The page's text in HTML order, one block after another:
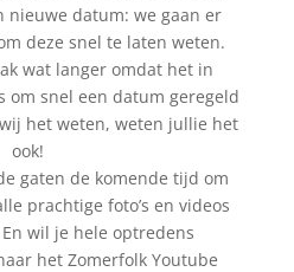
nieuwe datum: we gaan er
deze snel te laten weten.
wat langer omdat het in
om snel een datum geregeld
het weten, weten jullie het
ook!
gaten de komende tijd om
prachtige foto’s en videos
wil je hele optredens
het Zomerfolk Youtube